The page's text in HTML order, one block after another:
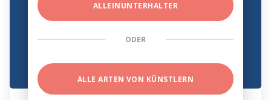
ALLEINUNTERHALTER
ODER
ALLE ARTEN VON KÜNSTLERN